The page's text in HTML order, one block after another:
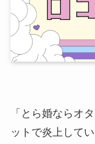
「とら婚ならオ
ットで炎上して